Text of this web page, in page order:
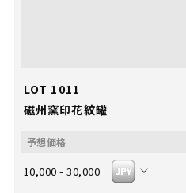
LOT 1011
磁州窯印花紋罐
10,000 - 30,000